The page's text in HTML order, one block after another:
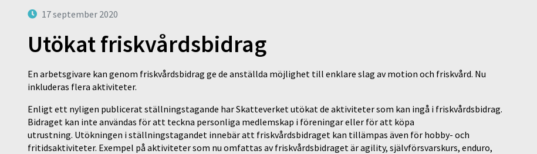
17 september 2020
Utökat friskvårdsbidrag
En arbetsgivare kan genom friskvårdsbidrag ge de anställda möjlighet till enklare slag av motion och friskvård. Nu
inkluderas flera aktiviteter.
Enligt ett nyligen publicerat ställningstagande har Skatteverket utökat de aktiviteter som kan ingå i friskvårdsbidrag.
Bidraget kan inte användas för att teckna personliga medlemskap i föreningar eller för att köpa
utrustning. Utökningen i ställningstagandet innebär att friskvårdsbidraget kan tillämpas även för hobby- och
fritidsaktiviteter. Exempel på aktiviteter som nu omfattas av friskvårdsbidraget är agility, självförsvarskurs, enduro,